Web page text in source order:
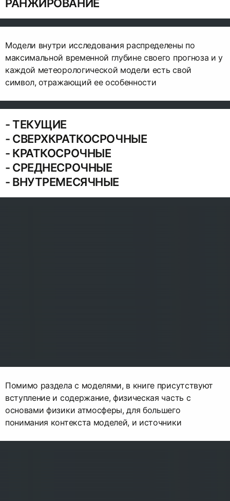
РАНЖИРОВАНИЕ
Модели внутри исследования распределены по
максимальной временной глубине своего прогноза и у
каждой метеорологической модели есть свой
символ, отражающий ее особенности
- ТЕКУЩИЕ
- СВЕРХКРАТКОСРОЧНЫЕ
- КРАТКОСРОЧНЫЕ
- СРЕДНЕСРОЧНЫЕ
- ВНУТРЕМЕСЯЧНЫЕ
Помимо раздела с моделями, в книге присутствуют
вступление и содержание, физическая часть с
основами физики атмосферы, для большего
понимания контекста моделей, и источники